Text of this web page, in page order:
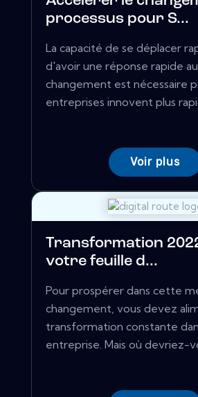
processus pour S...
La capacité de se déplacer
d'avoir une réponse rapide au
changement est nécessaire
entreprises innovent plus
Voir plus
Transformation
votre feuille d...
Pour prospérer dans cette
changement, vous devez
transformation constante
entreprise. Mais où devriez-